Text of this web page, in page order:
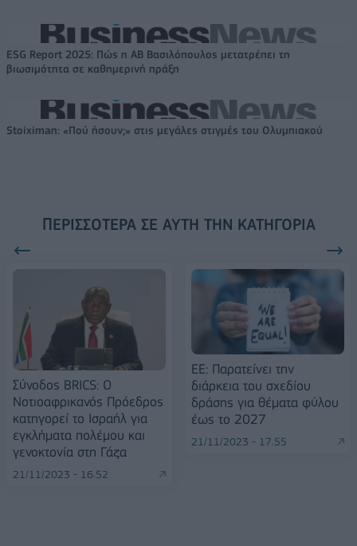
ESG Report 2025: Πώς η ΑΒ Βασιλόπουλος μετατρέπει τη
βιωσιμότητα σε καθημερινή πράξη
Stoiximan: «Πού ήσουν;» στις μεγάλες στιγμές του Ολυμπιακού
ΠΕΡΙΣΣΌΤΕΡΑ ΣΕ ΑΥΤΉ ΤΗΝ ΚΑΤΗΓΟΡΊΑ
Σύνοδος BRICS: Ο
Νοτιοαφρικανός Πρόεδρος
κατηγορεί το Ισραήλ για
εγκλήματα πολέμου και
γενοκτονία στη Γάζα
21/11/2023 - 16:52
ΕΕ: Παρατείνει την
διάρκεια του σχεδίου
δράσης για θέματα φύλου
έως το 2027
21/11/2023 - 17:55